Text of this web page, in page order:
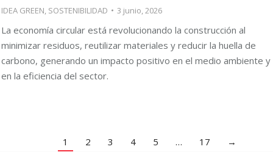
IDEA GREEN, SOSTENIBILIDAD 3 junio, 2026
La economía circular está revolucionando la construcción al
minimizar residuos, reutilizar materiales y reducir la huella de
carbono, generando un impacto positivo en el medio ambiente y
en la eficiencia del sector.
1 2 3 4 5 … 17 →